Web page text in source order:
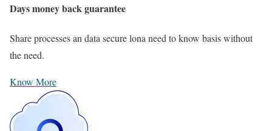
Days money back guarantee
Share processes an data secure lona need to know basis without
the need.
Know More